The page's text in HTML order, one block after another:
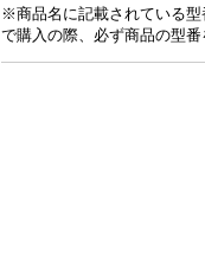
※商品名に記載されている
で購入の際、必ず商品の型